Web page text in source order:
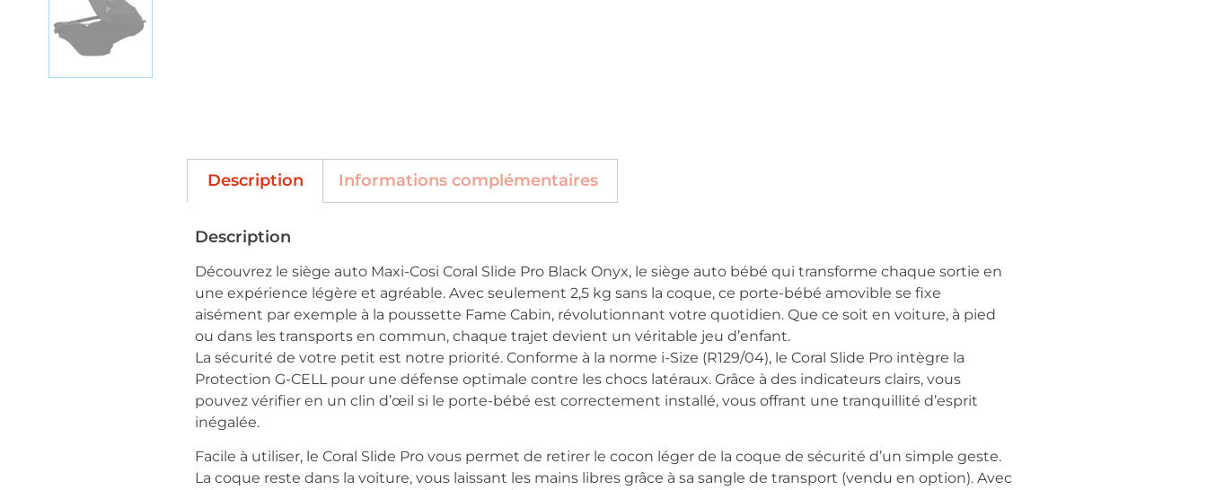
Description Informations complémentaires
Description
Découvrez le siège auto Maxi-Cosi Coral Slide Pro Black Onyx, le siège auto bébé qui transforme chaque sortie en
une expérience légère et agréable. Avec seulement 2,5 kg sans la coque, ce porte-bébé amovible se fixe
aisément par exemple à la poussette Fame Cabin, révolutionnant votre quotidien. Que ce soit en voiture, à pied
ou dans les transports en commun, chaque trajet devient un véritable jeu d’enfant.
La sécurité de votre petit est notre priorité. Conforme à la norme i-Size (R129/04), le Coral Slide Pro intègre la
Protection G-CELL pour une défense optimale contre les chocs latéraux. Grâce à des indicateurs clairs, vous
pouvez vérifier en un clin d’œil si le porte-bébé est correctement installé, vous offrant une tranquillité d’esprit
inégalée.
Facile à utiliser, le Coral Slide Pro vous permet de retirer le cocon léger de la coque de sécurité d’un simple geste.
La coque reste dans la voiture, vous laissant les mains libres grâce à sa sangle de transport (vendu en option). Avec